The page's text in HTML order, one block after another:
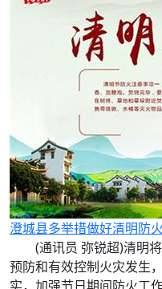
澄城县多举措做好清明防
(通讯员 弥锐超)清明将
预防和有效控制火灾发生